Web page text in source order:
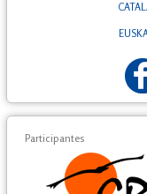
Participantes